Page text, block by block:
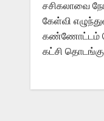
சசிகலாவை
கேள்வி
கண்ணோட்டம்
கட்சி